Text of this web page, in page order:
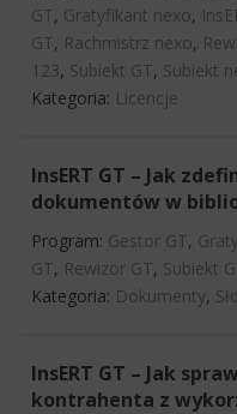
GT, Gratyfikant nexo,
GT, Rachmistrz nexo,
123, Subiekt GT, Subiekt
Kategoria: Licencje
InsERT GT – Jak
dokumentów w
Program: Gestor GT,
GT, Rewizor GT, Subiekt
Kategoria: Dokumenty,
InsERT GT – Jak
kontrahenta z